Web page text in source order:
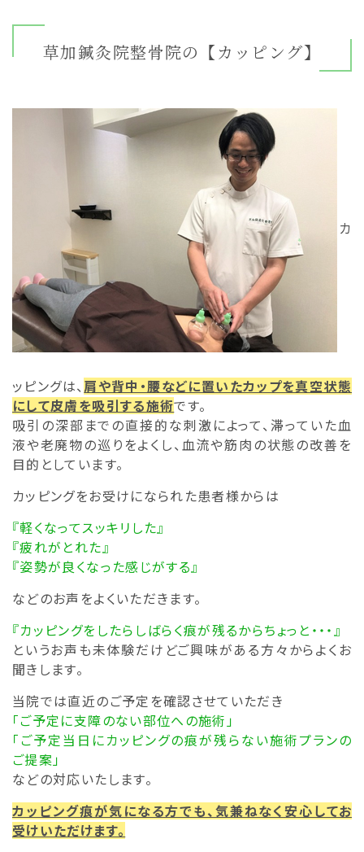
草加鍼灸院整骨院の【カッピング】
カ
ッピングは、 肩や背中・腰などに置いたカップを真空状態
にして皮膚を吸引する施術です。
吸引の深部までの直接的な刺激によって、滞っていた血
液や老廃物の巡りをよくし、血流や筋肉の状態の改善を
目的としています。
カッピングをお受けになられた患者様からは
『軽くなってスッキリした』
『疲れがとれた』
『姿勢が良くなった感じがする』
などのお声をよくいただきます。
『カッピングをしたらしばらく痕が残るからちょっと・・・』
というお声も未体験だけどご興味がある方々からよくお
聞きします。
当院では直近のご予定を確認させていただき
「ご予定に支障のない部位への施術」
「ご予定当日にカッピングの痕が残らない施術プランの
ご提案」
などの対応いたします。
カッピング痕が気になる方でも、気兼ねなく安心してお
受けいただけます。